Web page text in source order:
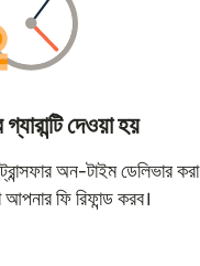
দেওয়া হয়
অন-টাইম ডেলিভার করা
ফি রিফান্ড করব।